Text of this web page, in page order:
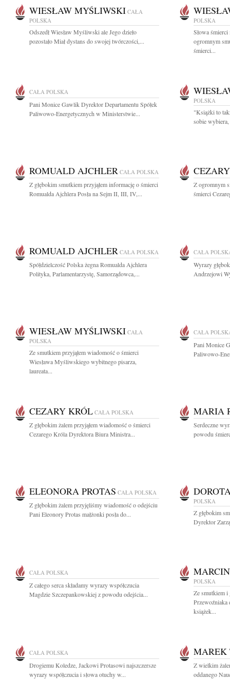
WIESŁAW MYŚLIWSKI CAŁA
POLSKA
Odszedł Wiesław Myśliwski ale Jego dzieło
pozostało Miał dystans do swojej twórczości,...
POLSKA
Słowa
ogromnym
śmierci...
CAŁA POLSKA
Pani Monice Gawlik Dyrektor Departamentu Spółek
Paliwowo-Energetycznych w Ministerstwie...
POLSKA
"Książki to
sobie
ROMUALD AJCHLER CAŁA POLSKA
Z głębokim smutkiem przyjąłem informację o śmierci
Romualda Ajchlera Posła na Sejm II, III, IV,...
Z ogromnym
śmierci
ROMUALD AJCHLER CAŁA POLSKA
Spółdzielczość Polska żegna Romualda Ajchlera
Polityka, Parlamentarzystę, Samorządowca,...
CAŁA
Wyrazy
Andrzejowi
WIESŁAW MYŚLIWSKI CAŁA
POLSKA
Ze smutkiem przyjąłem wiadomość o śmierci
Wiesława Myśliwskiego wybitnego pisarza,
laureata...
CAŁA
Pani Monice
Paliwowo-
CEZARY KRÓL CAŁA POLSKA
Z głębokim żalem przyjąłem wiadomość o śmierci
Cezarego Króla Dyrektora Biura Ministra...
MARIA
Serdeczne
powodu
ELEONORA PROTAS CAŁA POLSKA
Z głębokim żalem przyjęliśmy wiadomość o odejściu
Pani Eleonory Protas małżonki posła do...
POLSKA
Z głębokim
Dyrektor
CAŁA POLSKA
Z całego serca składamy wyrazy współczucia
Magdzie Szczepankowskiej z powodu odejścia...
POLSKA
Ze smutkiem i
Przewoźniaka
książek...
CAŁA POLSKA
Drogiemu Koledze, Jackowi Protasowi najszczersze
wyrazy współczucia i słowa otuchy w...
MAREK
Z wielkim
oddanego